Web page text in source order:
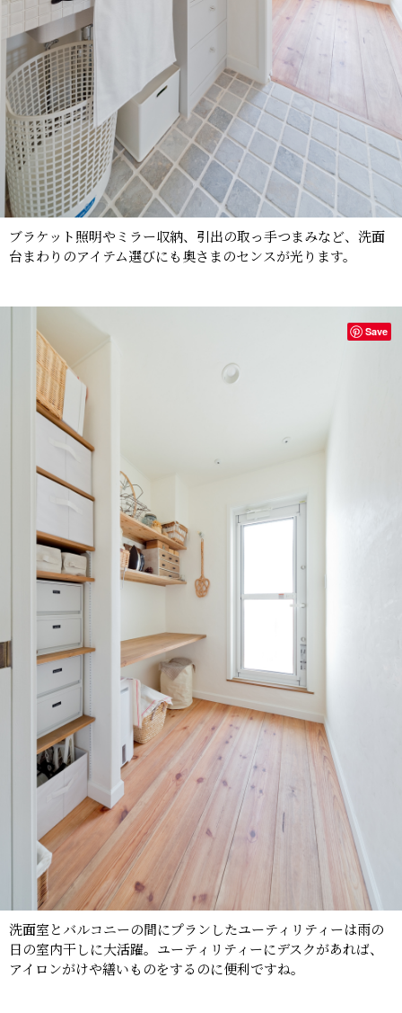
ブラケット照明やミラー収納、引出の取っ手つまみなど、洗面
台まわりのアイテム選びにも奥さまのセンスが光ります。
洗面室とバルコニーの間にプランしたユーティリティーは雨の
日の室内干しに大活躍。ユーティリティーにデスクがあれば、
アイロンがけや繕いものをするのに便利ですね。
Save